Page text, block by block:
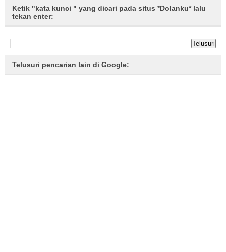
Ketik "kata kunci " yang dicari pada situs *Dolanku* lalu
tekan enter:
Telusuri pencarian lain di Google: